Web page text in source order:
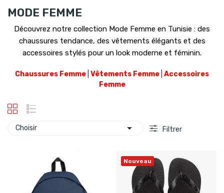
MODE FEMME
Découvrez notre collection Mode Femme en Tunisie : des
chaussures tendance, des vêtements élégants et des
accessoires stylés pour un look moderne et féminin.
Chaussures Femme Vêtements Femme Accessoires
Femme
Choisir  Filtrer
Nouveau